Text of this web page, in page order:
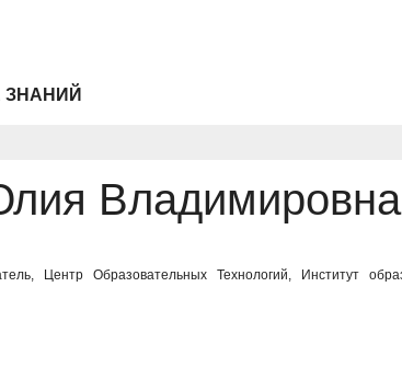
ЗНАНИЙ
Владимировна
Центр Образовательных Технологий, Институт